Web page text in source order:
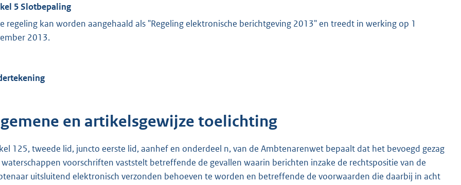
5 Slotbepaling
regeling kan worden aangehaald als "Regeling elektronische berichtgeving 2013" en treedt in werking op 1
2013.
en artikelsgewijze toelichting
125, tweede lid, juncto eerste lid, aanhef en onderdeel n, van de Ambtenarenwet bepaalt dat het bevoegd gezag
voorschriften vaststelt betreffende de gevallen waarin berichten inzake de rechtspositie van de
uitsluitend elektronisch verzonden behoeven te worden en betreffende de voorwaarden die daarbij in acht